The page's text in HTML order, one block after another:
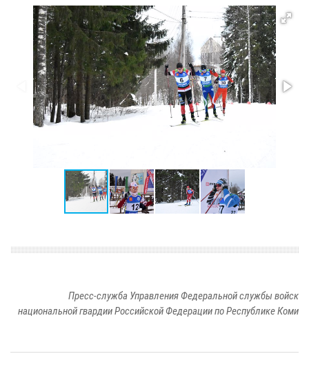
Пресс-служба Управления Федеральной службы войск
национальной гвардии Российской Федерации по Республике Коми